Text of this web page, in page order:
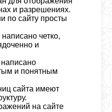
и разрешениях.
по сайту просты
четко,
и
и понятным
сайта имеют
на сайте